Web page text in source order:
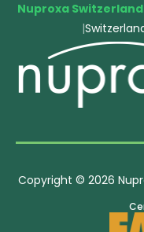
Nuproxa
|
Copyright © 2026